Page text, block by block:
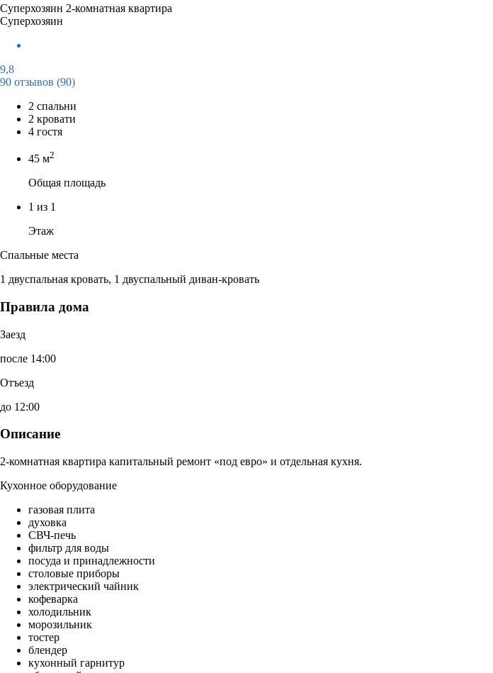
Суперхозяин 2-комнатная квартира
Суперхозяин
9,8
90 отзывов (90)
2 спальни
2 кровати
4 гостя
45 м2
Общая площадь
1 из 1
Этаж
Спальные места
1 двуспальная кровать, 1 двуспальный диван-кровать
Правила дома
Заезд
после 14:00
Отъезд
до 12:00
Описание
2-комнатная квартира капитальный ремонт «под евро» и отдельная кухня.
Кухонное оборудование
газовая плита
духовка
СВЧ-печь
фильтр для воды
посуда и принадлежности
столовые приборы
электрический чайник
кофеварка
холодильник
морозильник
тостер
блендер
кухонный гарнитур